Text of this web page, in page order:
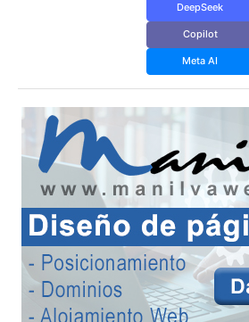
DeepSeek
Copilot
Meta AI